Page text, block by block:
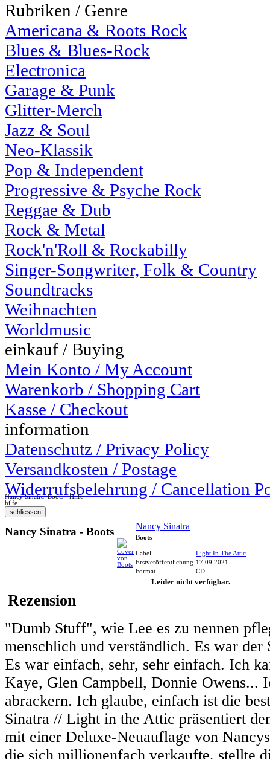
Rubriken / Genre
Americana & Roots Rock
Blues & Blues-Rock
Electronica
Garage & Punk
Glitter-Merch
Jazz & Soul
Neo-Klassik
Pop & Independent
Progressive & Psyche Rock
Reggae & Dub
Rock & Metal
Rock'n'Roll & Rockabilly
Singer-Songwriter, Folk & Country
Soundtracks
Weihnachten
Worldmusic
einkauf / Buying
Mein Konto / My Account
Warenkorb / Shopping Cart
Kasse / Checkout
information
Datenschutz / Privacy Policy
Versandkosten / Postage
Widerrufsbelehrung / Cancellation
Nancy Sinatra: Boots - Hilfe
hilfe
Nancy Sinatra - Boots Nancy Sinatra
Boots
Label
Light In The Attic
Erstveröffentlichung 17.09.2021
Format
CD
Leider nicht verfügbar.
Rezension
"Dumb Stuff", wie Lee es zu nennen
menschlich und verständlich. Es war
Es war einfach, sehr, sehr einfach. Ich
Kaye, Glen Campbell, Donnie Owens...
abrackern. Ich glaube, einfach ist die
Sinatra // Light in the Attic präsentiert
mit einer Deluxe-Neuauflage von
die sich millionenfach verkaufte, stellte